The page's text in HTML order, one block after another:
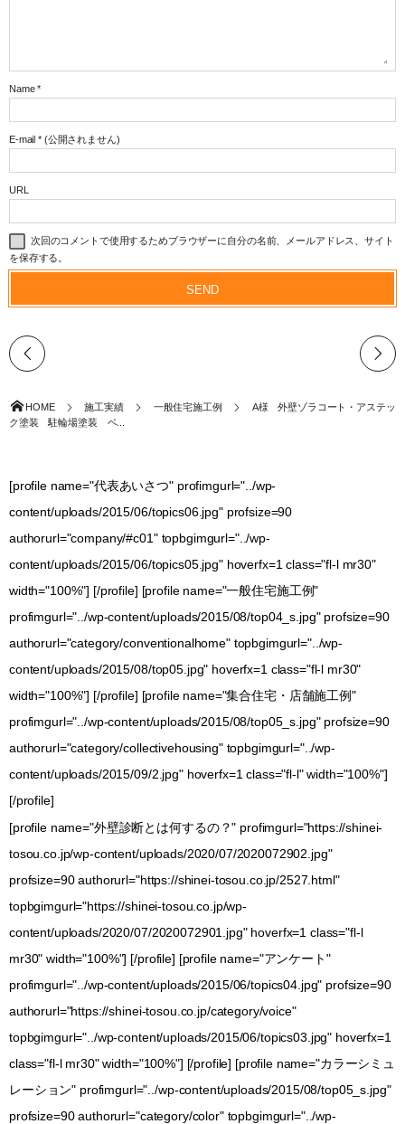
Name *
E-mail *(公開されません)
URL
次回のコメントで使用するためブラウザーに自分の名前、メールアドレス、サイト
を保存する。
HOME 施工実績 一般住宅施工例
A様 外壁ゾラコート・アステッ
ク塗装 駐輪場塗装 ベ...
[profile name="代表あいさつ" profimgurl="../wp-
content/uploads/2015/06/topics06.jpg" profsize=90
authorurl="company/#c01" topbgimgurl="../wp-
content/uploads/2015/06/topics05.jpg" hoverfx=1 class="fl-l mr30"
width="100%"] [/profile] [profile name="一般住宅施工例"
profimgurl="../wp-content/uploads/2015/08/top04_s.jpg" profsize=90
authorurl="category/conventionalhome" topbgimgurl="../wp-
content/uploads/2015/08/top05.jpg" hoverfx=1 class="fl-l mr30"
width="100%"] [/profile] [profile name="集合住宅・店舗施工例"
profimgurl="../wp-content/uploads/2015/08/top05_s.jpg" profsize=90
authorurl="category/collectivehousing" topbgimgurl="../wp-
content/uploads/2015/09/2.jpg" hoverfx=1 class="fl-l" width="100%"]
[/profile]
[profile name="外壁診断とは何するの？" profimgurl="https://shinei-
tosou.co.jp/wp-content/uploads/2020/07/2020072902.jpg"
profsize=90 authorurl="https://shinei-tosou.co.jp/2527.html"
topbgimgurl="https://shinei-tosou.co.jp/wp-
content/uploads/2020/07/2020072901.jpg" hoverfx=1 class="fl-l
mr30" width="100%"] [/profile] [profile name="アンケート"
profimgurl="../wp-content/uploads/2015/06/topics04.jpg" profsize=90
authorurl="https://shinei-tosou.co.jp/category/voice"
topbgimgurl="../wp-content/uploads/2015/06/topics03.jpg" hoverfx=1
class="fl-l mr30" width="100%"] [/profile] [profile name="カラーシミュ
レーション" profimgurl="../wp-content/uploads/2015/08/top05_s.jpg"
profsize=90 authorurl="category/color" topbgimgurl="../wp-